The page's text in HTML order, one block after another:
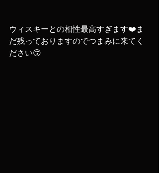
ウィスキーとの相性最高すぎます❤️ま
だ残っておりますのでつまみに来てく
ださい😙